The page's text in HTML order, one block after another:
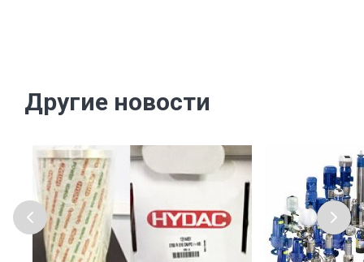
Другие новости